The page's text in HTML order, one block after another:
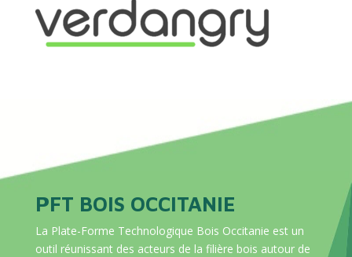
PFT BOIS OCCITANIE
La Plate-Forme Technologique Bois Occitanie est un
outil réunissant des acteurs de la filière bois autour de